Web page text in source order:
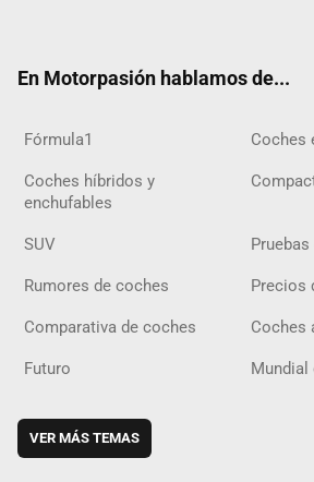
En Motorpasión hablamos de...
Fórmula1 Coches
Coches híbridos y
enchufables
SUV
Rumores de coches Precios
Comparativa de coches Coches
Futuro Mundial
VER MÁS TEMAS